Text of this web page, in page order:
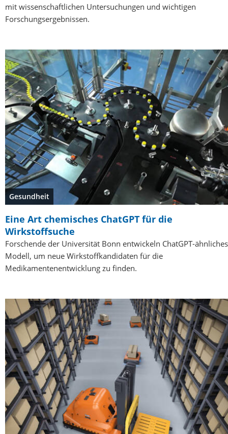
mit wissenschaftlichen Untersuchungen und wichtigen
Forschungsergebnissen.
Gesundheit
Eine Art chemisches ChatGPT für die
Wirkstoffsuche
Forschende der Universität Bonn entwickeln ChatGPT-ähnliches
Modell, um neue Wirkstoffkandidaten für die
Medikamentenentwicklung zu finden.